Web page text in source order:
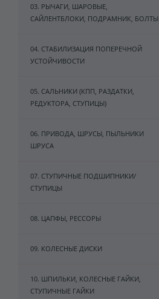
03. РЫЧАГИ, ШАРОВЫЕ,
САЙЛЕНТБЛОКИ, ПОДРАМНИК, БОЛТЫ
04. СТАБИЛИЗАЦИЯ ПОПЕРЕЧНОЙ
УСТОЙЧИВОСТИ
05. САЛЬНИКИ (КПП, РАЗДАТКИ,
РЕДУКТОРА, СТУПИЦЫ)
06. ПРИВОДА, ШРУСЫ, ПЫЛЬНИКИ
ШРУСА
07. СТУПИЧНЫЕ ПОДШИПНИКИ/
СТУПИЦЫ
08. ЦАПФЫ, РЕССОРЫ
09. КОЛЕСНЫЕ ДИСКИ
10. ШПИЛЬКИ, КОЛЕСНЫЕ ГАЙКИ,
СТУПИЧНЫЕ ГАЙКИ